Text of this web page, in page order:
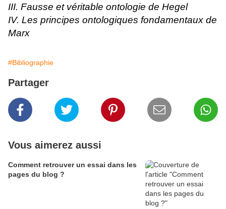
III. Fausse et véritable ontologie de Hegel
IV. Les principes ontologiques fondamentaux de
Marx
#Bibliographie
Partager
Vous aimerez aussi
Comment retrouver un essai dans les
pages du blog ?